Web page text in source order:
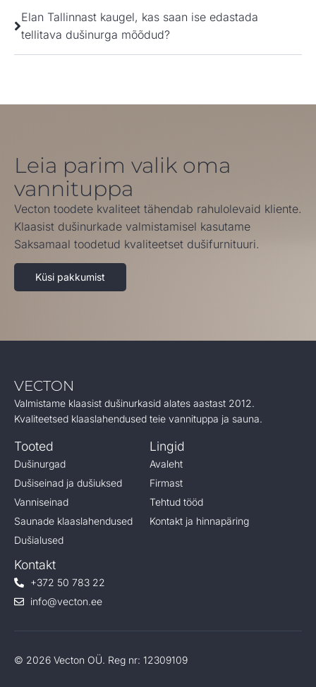
Elan Tallinnast kaugel, kas saan ise edastada
tellitava dušinurga mõõdud?
Leia parim valik oma
vannituppa
Vecton toodete kvaliteet tähendab rahulolevaid kliente.
Klaasist dušinurkade valmistamisel kasutame
Saksamaal toodetud kvaliteetset dušifurnituuri.
Küsi pakkumist
VECTON
Valmistame klaasist dušinurkasid alates aastast 2012.
Kvaliteetsed klaaslahendused teie vannituppa ja sauna.
Tooted
Dušinurgad
Dušiseinad ja dušiuksed
Vanniseinad
Saunade klaaslahendused
Dušialused
Lingid
Avaleht
Firmast
Tehtud tööd
Kontakt ja hinnapäring
Kontakt
+372 50 783 22
info@vecton.ee
© 2026 Vecton OÜ. Reg nr: 12309109